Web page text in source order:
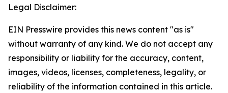
Legal Disclaimer:
EIN Presswire provides this news content "as is"
without warranty of any kind. We do not accept any
responsibility or liability for the accuracy, content,
images, videos, licenses, completeness, legality, or
reliability of the information contained in this article.